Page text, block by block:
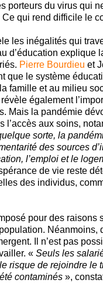
porteurs du virus qui
qui rend difficile le
les inégalités qui
d’éducation explique
Pierre Bourdieu et
que le système
famille et au milieu
révèle également
Mais la pandémie
l’accès aux soins,
sorte, la
des sources
l’emploi et le
de vie reste
des individus,
pour des raisons
Néanmoins,
Il n’est pas
« Seuls les
risque de rejoindre le
contaminés »,